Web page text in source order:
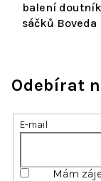
balení
sáčků Boveda
Odebírat
E-mail
Mám